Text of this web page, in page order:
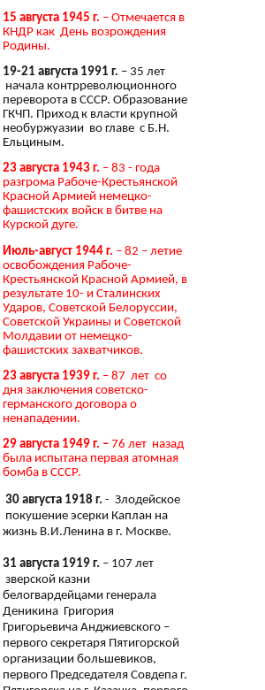
15 августа 1945 г. – Отмечается в
КНДР как День возрождения
Родины.
19-21 августа 1991 г. – 35 лет
начала контрреволюционного
переворота в СССР. Образование
ГКЧП. Приход к власти крупной
необуржуазии во главе с Б.Н.
Ельциным.
23 августа 1943 г. – 83 - года
разгрома Рабоче-Крестьянской
Красной Армией немецко-
фашистских войск в битве на
Курской дуге.
Июль-август 1944 г. – 82 – летие
освобождения Рабоче-
Крестьянской Красной Армией, в
результате 10- и Сталинских
Ударов, Советской Белоруссии,
Советской Украины и Советской
Молдавии от немецко-
фашистских захватчиков.
23 августа 1939 г. – 87 лет со
дня заключения советско-
германского договора о
ненападении.
29 августа 1949 г. – 76 лет назад
была испытана первая атомная
бомба в СССР.
30 августа 1918 г. - Злодейское
покушение эсерки Каплан на
жизнь В.И.Ленина в г. Москве.
31 августа 1919 г. – 107 лет
зверской казни
белогвардейцами генерала
Деникина Григория
Григорьевича Анджиевского –
первого секретаря Пятигорской
организации большевиков,
первого Председателя Совдепа г.